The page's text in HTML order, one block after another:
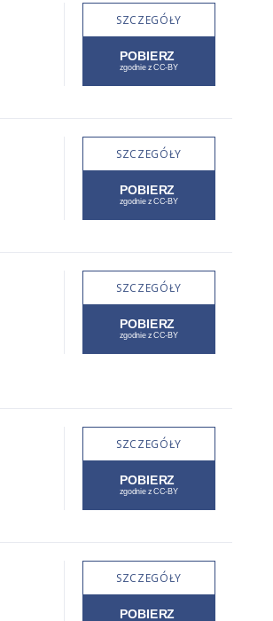
SZCZEGÓŁY
SZCZEGÓŁY
SZCZEGÓŁY
SZCZEGÓŁY
SZCZEGÓŁY